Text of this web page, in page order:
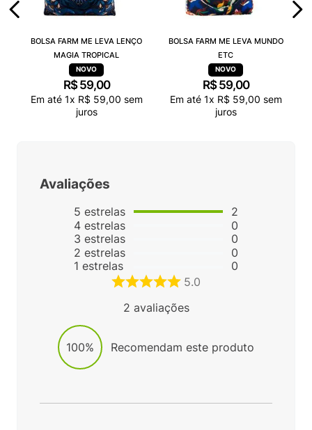
BOLSA FARM ME LEVA LENÇO
MAGIA TROPICAL
R$ 59,00
Em até 1x R$ 59,00 sem
juros
BOLSA FARM ME LEVA MUNDO
ETC
R$ 59,00
Em até 1x R$ 59,00 sem
juros
Avaliações
5 estrelas
4 estrelas
3 estrelas
2 estrelas
1 estrelas
2
0
0
0
0
5.0
2 avaliações
100% Recomendam este produto